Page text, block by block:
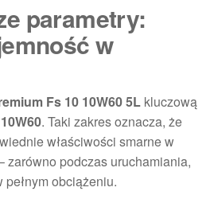
parametry:
w
Fs 10 10W60 5L kluczową
10W60. Taki zakres oznacza, że
właściwości smarne w
zarówno podczas uruchamiania,
obciążeniu.